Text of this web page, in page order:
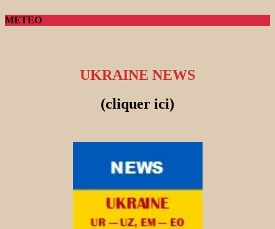
METEO
UKRAINE NEWS
(cliquer ici)